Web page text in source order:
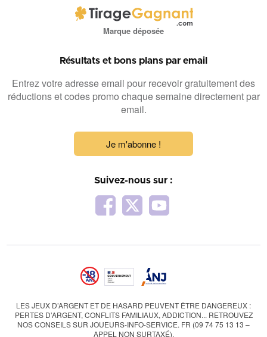
Marque déposée
Résultats et bons plans par email
Entrez votre adresse email pour recevoir gratuitement des
réductions et codes promo chaque semaine directement par
email.
Je m'abonne !
Suivez-nous sur :
LES JEUX D’ARGENT ET DE HASARD PEUVENT ÊTRE DANGEREUX :
PERTES D’ARGENT, CONFLITS FAMILIAUX, ADDICTION... RETROUVEZ
NOS CONSEILS SUR JOUEURS-INFO-SERVICE. FR (09 74 75 13 13 –
APPEL NON SURTAXÉ).